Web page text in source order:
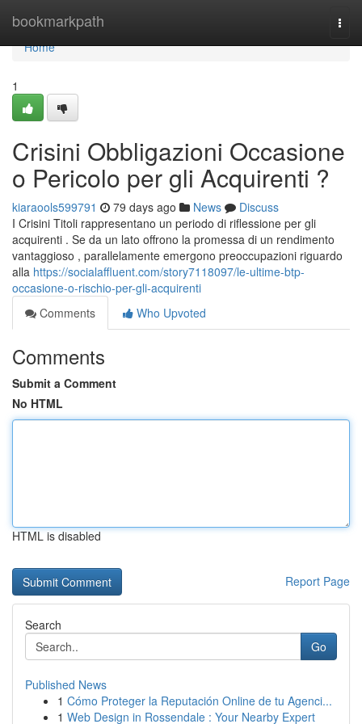
bookmarkpath
Home
Home
1
Crisini Obbligazioni Occasione
o Pericolo per gli Acquirenti ?
kiaraools599791 79 days ago News
Discuss
I Crisini Titoli rappresentano un periodo di riflessione per gli
acquirenti . Se da un lato offrono la promessa di un rendimento
vantaggioso , parallelamente emergono preoccupazioni riguardo
alla https://socialaffluent.com/story7118097/le-ultime-btp-
occasione-o-rischio-per-gli-acquirenti
Comments
Who Upvoted
Comments
Submit a Comment
No HTML
HTML is disabled
Report Page
Search
Go
Published News
1 Cómo Proteger la Reputación Online de tu Agenci...
1 Web Design in Rossendale : Your Nearby Expert